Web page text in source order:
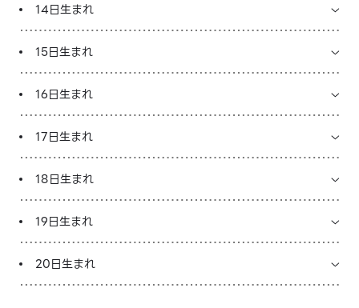
14日生まれ
15日生まれ
16日生まれ
17日生まれ
18日生まれ
19日生まれ
20日生まれ